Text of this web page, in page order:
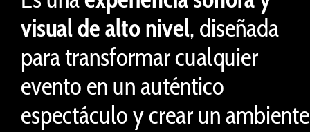
visual de alto nivel, diseñada
para transformar cualquier
evento en un auténtico
espectáculo y crear un ambiente